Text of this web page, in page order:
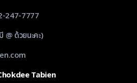
247-7777
@ ด้วยนะคะ)
Tabien